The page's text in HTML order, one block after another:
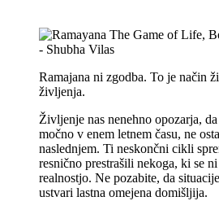
Ramajana ni zgodba. To je način
življenja.
Življenje nas nenehno opozarja,
močno v enem letnem času, ne
naslednjem. Ti neskončni cikli
resnično prestrašili nekoga, ki se
realnostjo. Ne pozabite, da
ustvari lastna omejena domišljija.